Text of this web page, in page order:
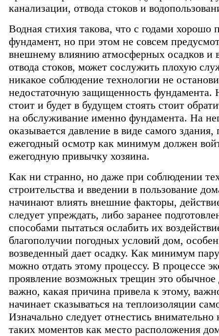
канализации, отвода стоков и
Водная стихия такова, что с годами хорошо
фундамент, но при этом не совсем
внешнему влиянию атмосферных осадков и
отвода стоков, может сослужить плохую
никакое соблюдение технологии не
недостаточную защищенность фундамента.
стоит и будет в будущем стоять стоит
на обслуживание именно фундамента. На
оказывается давление в виде самого здания,
ежегодный осмотр как минимум должен
ежегодную привычку хозяина.
Как ни странно, но даже при соблюдении
строительства и введении в пользование
начинают влиять внешние факторы,
следует упреждать, либо заранее
способами пытаться ослабить их
благополучии погодных условий дом,
возведенный дает осадку. Как минимум
можно отдать этому процессу. В процессе
проявление возможных трещин это
важно, какая причина привела к этому,
начинает сказываться на теплоизоляции
Изначально следует отнестись
таких моментов как место расположения